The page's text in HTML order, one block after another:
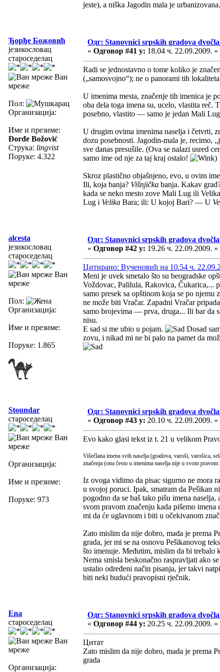
jeste), a niška Jagodin mala je
Ђорђе Божовић
језикословац
староседелац
Ван
мреже
Пол:
Организација:
Име и презиме:
Đorđe Božović
Струка: lingvist
Поруке: 4.322
Одг: Stanovnici srpskih gradova
« Одговор #41 у: 18.04 ч. 22.09.2009. »
Radi se jednostavno o tome koliko je
(„samosvojno“); ne o panorami tih
U imenima mesta, značenje tih imenica je
oba dela toga imena su, ucelo, vlastita reč.
posebno, vlastito — samo je jedan Mali
U drugim ovima imenima naselja i četvrti,
dozu posebnosti. Jagodin-mala je, recimo,
sve danas presušile. (Ova se nalazi usred
samo ime od nje za taj kraj ostalo!
)
Skroz plastično objašnjeno, evo, u ovim
Ili, koja banja? Višnjička banja. Kakav
kada se neko mesto zove Mali Lug ili
Lug i Velika Bara; ili: U kojoj Bari? — U
alcesta
језикословац
староседелац
Ван
мреже
Пол:
Организација:
Име и презиме:
Поруке: 1.865
Одг: Stanovnici srpskih gradova
« Одговор #42 у: 19.26 ч. 22.09.2009. »
Цитирано: Вученовић на 10.54 ч.
Meni je uvek smetalo što su beogradske
Voždovac, Palilula, Rakovica, Čukarica,...
samo presek sa opštinom koja se po
ne može biti Vračar. Zapadni Vračar
samo brojevima — prva, druga... Ili bar da
nisu.
E sad si me ubio u pojam.
Dosad
zovu, i nikad mi ne bi palo na pamet da
Stoundar
староседелац
Ван
мреже
Организација:
Име и презиме:
Поруке: 973
Одг: Stanovnici srpskih gradova
« Одговор #43 у: 20.10 ч. 22.09.2009. »
Evo kako glasi tekst iz t. 21 u velikom
Višečlana imena svih naselja (gradova, varoši, varošica,
značenja (ona često u imenima naselja nije u svom pravom
Iz ovoga vidimo da pisac sigurno ne mora
u svojoj poruci. Ipak, smatram da Pešikan
pogodno da se baš tako pišu imena
svom pravom značenju kada pišemo
mi da će uglavnom i biti u očekivanom
Zato mislim da nije dobro, mada je prema
grada, jer mi se na osnovu Pešikanovog
što imenuje. Međutim, mislim da bi trebalo
Nema smisla beskonačno raspravljati ako
ustalio određeni način pisanja, jer takvi
biti neki budući pravopisni rječnik.
Ena
староседелац
Ван
мреже
Организација:
Одг: Stanovnici srpskih gradova
« Одговор #44 у: 20.25 ч. 22.09.2009. »
Цитат
Zato mislim da nije dobro, mada je prema
grada